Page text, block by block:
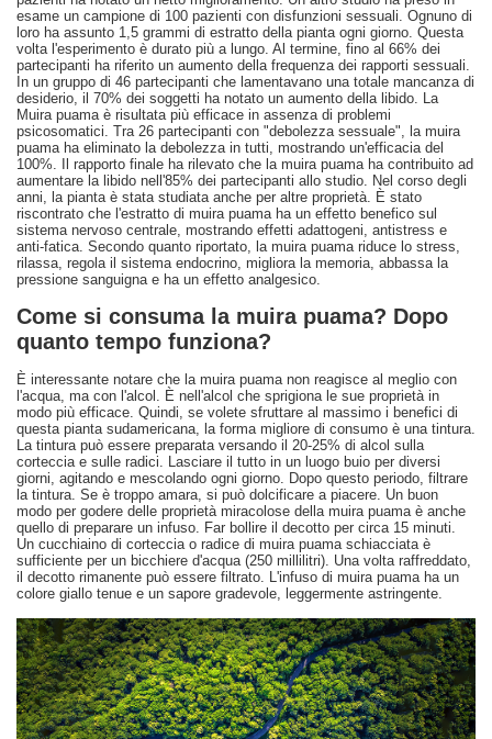
esame un campione di 100 pazienti con disfunzioni sessuali. Ognuno di
loro ha assunto 1,5 grammi di estratto della pianta ogni giorno. Questa
volta l'esperimento è durato più a lungo. Al termine, fino al 66% dei
partecipanti ha riferito un aumento della frequenza dei rapporti sessuali.
In un gruppo di 46 partecipanti che lamentavano una totale mancanza di
desiderio, il 70% dei soggetti ha notato un aumento della libido. La
Muira puama è risultata più efficace in assenza di problemi
psicosomatici. Tra 26 partecipanti con "debolezza sessuale", la muira
puama ha eliminato la debolezza in tutti, mostrando un'efficacia del
100%. Il rapporto finale ha rilevato che la muira puama ha contribuito ad
aumentare la libido nell'85% dei partecipanti allo studio. Nel corso degli
anni, la pianta è stata studiata anche per altre proprietà. È stato
riscontrato che l'estratto di muira puama ha un effetto benefico sul
sistema nervoso centrale, mostrando effetti adattogeni, antistress e
anti-fatica. Secondo quanto riportato, la muira puama riduce lo stress,
rilassa, regola il sistema endocrino, migliora la memoria, abbassa la
pressione sanguigna e ha un effetto analgesico.
Come si consuma la muira puama? Dopo
quanto tempo funziona?
È interessante notare che la muira puama non reagisce al meglio con
l'acqua, ma con l'alcol. È nell'alcol che sprigiona le sue proprietà in
modo più efficace. Quindi, se volete sfruttare al massimo i benefici di
questa pianta sudamericana, la forma migliore di consumo è una tintura.
La tintura può essere preparata versando il 20-25% di alcol sulla
corteccia e sulle radici. Lasciare il tutto in un luogo buio per diversi
giorni, agitando e mescolando ogni giorno. Dopo questo periodo, filtrare
la tintura. Se è troppo amara, si può dolcificare a piacere. Un buon
modo per godere delle proprietà miracolose della muira puama è anche
quello di preparare un infuso. Far bollire il decotto per circa 15 minuti.
Un cucchiaino di corteccia o radice di muira puama schiacciata è
sufficiente per un bicchiere d'acqua (250 millilitri). Una volta raffreddato,
il decotto rimanente può essere filtrato. L'infuso di muira puama ha un
colore giallo tenue e un sapore gradevole, leggermente astringente.